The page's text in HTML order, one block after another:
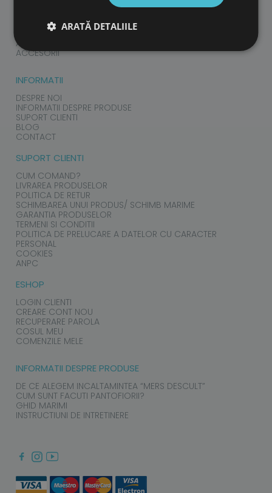
ADULTI
ACCESORII
INFORMATII
DESPRE NOI
INFORMATII DESPRE PRODUSE
SUPORT CLIENTI
BLOG
CONTACT
SUPORT CLIENTI
CUM COMAND?
LIVRAREA PRODUSELOR
POLITICA DE RETUR
SCHIMBAREA UNUI PRODUS/ SCHIMB MARIME
GARANTIA PRODUSELOR
TERMENI SI CONDITII
POLITICA DE PRELUCARE A DATELOR CU CARACTER
PERSONAL
COOKIES
ANPC
ESHOP
LOGIN CLIENTI
CREARE CONT NOU
RECUPERARE PAROLA
COSUL MEU
COMENZILE MELE
INFORMATII DESPRE PRODUSE
DE CE ALEGEM INCALTAMINTEA “MERS DESCULT”
CUM SUNT FACUTI PANTOFIORII?
GHID MARIMI
INSTRUCTIUNI DE INTRETINERE
ARATĂ DETALIILE